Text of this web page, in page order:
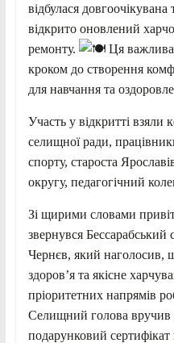
відбулася
відкрито оновлений
ремонту.
Ця важлива
кроком до створення
для навчання та
Участь у відкритті взяли
селищної ради,
спорту, староста
округу, педагогічний
Зі щирими словами
звернувся
Чернєв, який наголосив,
здоров’я та якісне
пріоритетних напрямів
Селищний голова вручив
подарунковий